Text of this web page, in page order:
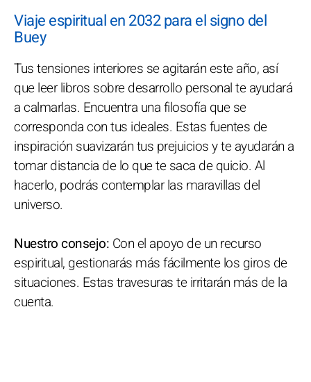
Viaje espiritual en 2032 para el signo del
Buey
Tus tensiones interiores se agitarán este año, así
que leer libros sobre desarrollo personal te ayudará
a calmarlas. Encuentra una filosofía que se
corresponda con tus ideales. Estas fuentes de
inspiración suavizarán tus prejuicios y te ayudarán a
tomar distancia de lo que te saca de quicio. Al
hacerlo, podrás contemplar las maravillas del
universo.
Nuestro consejo: Con el apoyo de un recurso
espiritual, gestionarás más fácilmente los giros de
situaciones. Estas travesuras te irritarán más de la
cuenta.